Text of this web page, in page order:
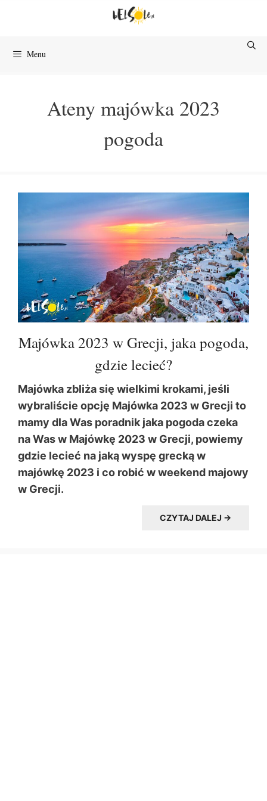
Menu
Ateny majówka 2023
pogoda
Majówka 2023 w Grecji, jaka pogoda,
gdzie lecieć?
Majówka zbliża się wielkimi krokami, jeśli
wybraliście opcję Majówka 2023 w Grecji to
mamy dla Was poradnik jaka pogoda czeka
na Was w Majówkę 2023 w Grecji, powiemy
gdzie lecieć na jaką wyspę grecką w
majówkę 2023 i co robić w weekend majowy
w Grecji.
CZYTAJ DALEJ →